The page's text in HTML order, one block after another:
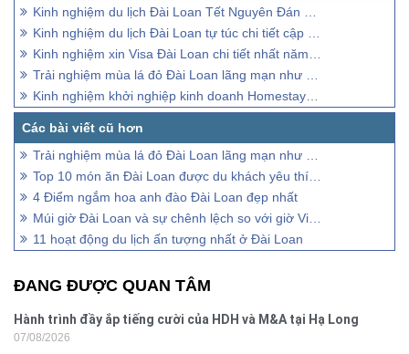
Kinh nghiệm du lịch Đài Loan Tết Nguyên Đán cho người mới
Kinh nghiệm du lịch Đài Loan tự túc chi tiết cập nhật 2025
Kinh nghiệm xin Visa Đài Loan chi tiết nhất năm 2025
Trải nghiệm mùa lá đỏ Đài Loan lãng mạn như cổ tích
Kinh nghiệm khởi nghiệp kinh doanh Homestay du lịch
Trải nghiệm mùa lá đỏ Đài Loan lãng mạn như cổ tích
Top 10 món ăn Đài Loan được du khách yêu thích nhất
4 Điểm ngắm hoa anh đào Đài Loan đẹp nhất
Múi giờ Đài Loan và sự chênh lệch so với giờ Việt Nam
11 hoạt động du lịch ấn tượng nhất ở Đài Loan
ĐANG ĐƯỢC QUAN TÂM
Hành trình đầy ắp tiếng cười của HDH và M&A tại Hạ Long
07/08/2026